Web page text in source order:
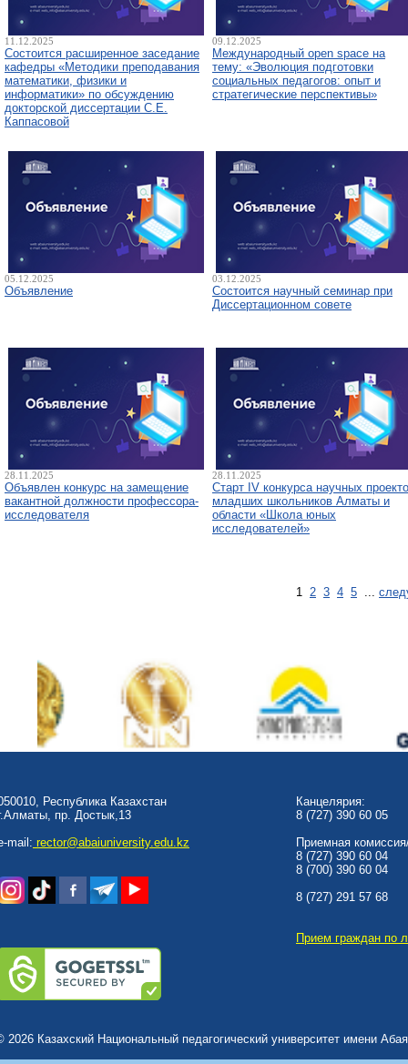
11.12.2025
Состоится расширенное заседание
кафедры «Методики преподавания
математики, физики и
информатики» по обсуждению
докторской диссертации С.Е.
Каппасовой
09.12.2025
Международный open space на
тему: «Эволюция подготовки
социальных педагогов: опыт и
стратегические перспективы»
05.12.2025
Объявление
03.12.2025
Состоится научный семинар при
Диссертационном совете
28.11.2025
Объявлен конкурс на замещение
вакантной должности профессора-
исследователя
28.11.2025
Старт IV конкурса научных
младших школьников Алматы и
области «Школа юных
исследователей»
1 2 3 4 5 ...
Республика Казахстан
пр. Достык,13
mail: rector@abaiuniversity.edu.kz
Канцелярия:
8 (727) 390 60 05
Приемная
8 (727) 390 60 04
8 (700) 390 60 04
8 (727) 291 57 68
Прием граждан по
2026 Казахский Национальный педагогический университет имени Абая